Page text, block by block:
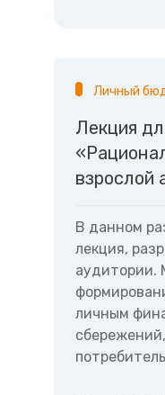
Личный
Лекция
взрослой
В данном
лекция,
аудитории.
личным